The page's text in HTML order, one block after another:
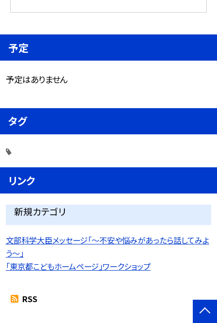
予定
予定はありません
タグ
リンク
新規カテゴリ
文部科学大臣メッセージ「〜不安や悩みがあったら話してみよ
う〜」
「東京都こどもホームページ」ワークショップ
RSS